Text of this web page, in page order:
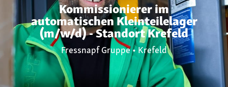
Kommissionierer im
automatischen Kleinteilelager
(m/w/d) - Standort Krefeld
Fressnapf Gruppe • Krefeld